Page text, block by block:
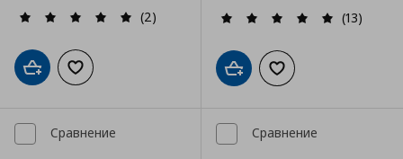
(2)
Добави в кошницата
Добави към списъка с любими
(13)
Добави в кошницата
Добави към
Сравнение Сравнение